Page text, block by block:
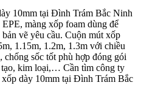
10mm tại Đình Trám Bắc Ninh
màng xốp foam dùng để
vẽ yêu cầu. Cuộn mút xốp
1.15m, 1.2m, 1.3m với chiều
chống sốc tốt phù hợp đóng gói
tạo, kim loại,… Cần tìm công ty
xốp dày 10mm tại Đình Trám Bắc